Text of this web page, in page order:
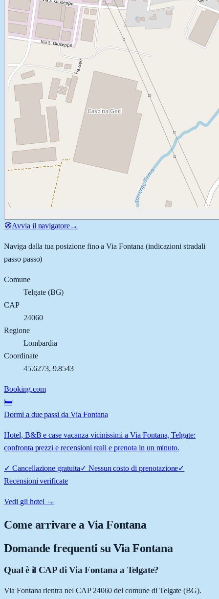
🧭Avvia il navigatore→
Naviga dalla tua posizione fino aVia Fontana (indicazioni stradali
passo passo)
Comune
Telgate(BG)
CAP
24060
Regione
Lombardia
Coordinate
45.6273, 9.8543
Booking.com
🛏️
Dormi a due passi da Via Fontana
Hotel, B&B e case vacanza vicinissimi a Via Fontana, Telgate:
confronta prezzi e recensioni reali e prenota in un minuto.
✓ Cancellazione gratuita✓ Nessun costo di prenotazione✓
Recensioni verificate
Vedi gli hotel →
Come arrivare aVia Fontana
Domande frequenti su Via Fontana
Qual è il CAP di Via Fontana a Telgate?
Via Fontana rientra nel CAP 24060 del comune di Telgate (BG).